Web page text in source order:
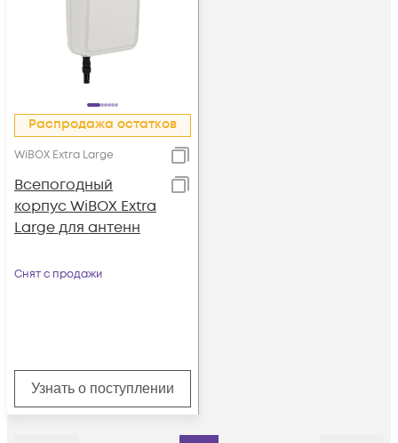
Распродажа остатков
WiBOX Extra Large
Всепогодный
корпус WiBOX Extra
Large для антенн
Снят с продажи
Узнать о поступлении